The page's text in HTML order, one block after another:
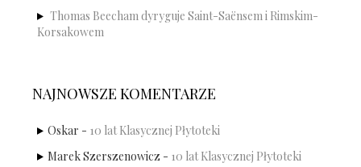
Thomas Beecham dyryguje Saint-Saënsem i Rimskim-
Korsakowem
NAJNOWSZE KOMENTARZE
Oskar - 10 lat Klasycznej Płytoteki
Marek Szerszenowicz - 10 lat Klasycznej Płytoteki